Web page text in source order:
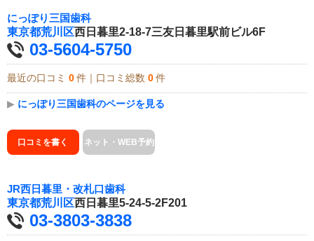
にっぽり三国歯科
東京都荒川区西日暮里2-18-7三友日暮里駅前ビル6F
03-5604-5750
最近の口コミ 0 件｜口コミ総数 0 件
▶ にっぽり三国歯科のページを見る
口コミを書く ネット・WEB予約
JR西日暮里・改札口歯科
東京都荒川区西日暮里5-24-5-2F201
03-3803-3838